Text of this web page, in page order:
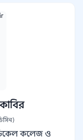
কলেজ ও